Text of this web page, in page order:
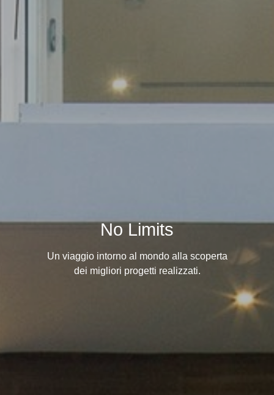
No Limits
Un viaggio intorno al mondo alla scoperta
dei migliori progetti realizzati.